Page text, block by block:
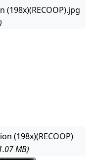
(198x)(RECOOP).jpg
(198x)(RECOOP)
MB)